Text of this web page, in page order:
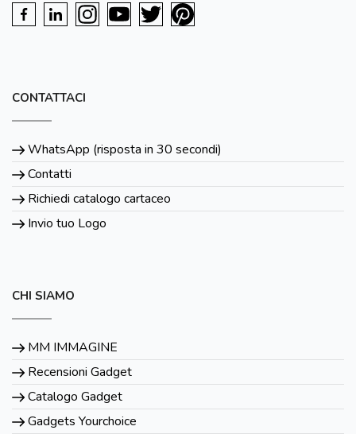
CONTATTACI
WhatsApp (risposta in 30 secondi)
Contatti
Richiedi catalogo cartaceo
Invio tuo Logo
CHI SIAMO
MM IMMAGINE
Recensioni Gadget
Catalogo Gadget
Gadgets Yourchoice